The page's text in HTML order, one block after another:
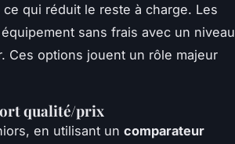
qui réduit le reste à charge. Les
sans frais avec un niveau
Ces options jouent un rôle majeur
qualité/prix
en utilisant un comparateur